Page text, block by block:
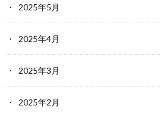
2025年5月
2025年4月
2025年3月
2025年2月